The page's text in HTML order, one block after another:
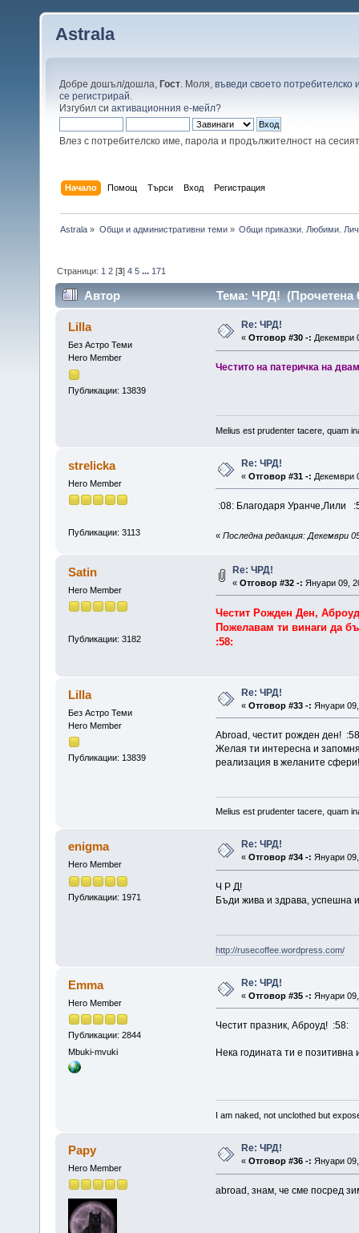
Astrala
Добре дошъл/дошла, Гост . Моля, въведи своето потребителско
се регистрирай
Изгубил си активационния е-мейл?
Влез с потребителско име, парола и продължителност на
Начало Помощ Търси Вход Регистрация
Astrala » Общи и административни теми» Общи приказки. Любими.
Страници: 1 2 [3]4 5 ... 171
Автор Тема: ЧРД! (Прочетена
Lilla
Без Астро Теми
Hero Member
Публикации: 13839
Re: ЧРД!
« Отговор #30 -: Декември
Честито на патеричка на
Melius est prudenter tacere, quam
strelicka
Hero Member
Публикации: 3113
Re: ЧРД!
« Отговор #31 -: Декември
:08: Благодаря Уранче,Лили
« Последна редакция: Декември
Satin
Hero Member
Публикации: 3182
Re: ЧРД!
« Отговор #32 -: Януари 09,
Честит Рожден Ден,
Пожелавам ти винаги да
:58:
Lilla
Без Астро Теми
Hero Member
Публикации: 13839
Re: ЧРД!
« Отговор #33 -: Януари
Abroad, честит рожден ден!
Желая ти интересна и
реализация в желаните сфери!
Melius est prudenter tacere, quam
enigma
Hero Member
Публикации: 1971
Re: ЧРД!
« Отговор #34 -: Януари
Ч Р Д!
Бъди жива и здрава, успешна
http://rusecoffee.wordpress.com/
Emma
Hero Member
Публикации: 2844
Mbuki-mvuki
Re: ЧРД!
« Отговор #35 -: Януари
Честит празник, Аброуд! :58:
Нека годината ти е позитивна
I am naked, not unclothed but
Papy
Hero Member
Re: ЧРД!
« Отговор #36 -: Януари
abroad, знам, че сме посред